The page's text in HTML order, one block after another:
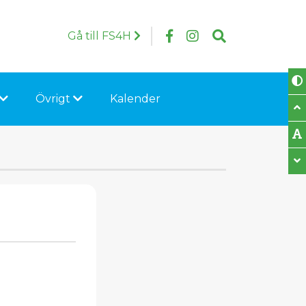
Gå till FS4H Follow us on
Följ oss på
Search
Övrigt Kalender